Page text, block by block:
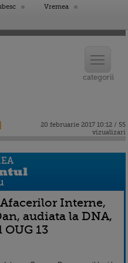
Vremea
20 februarie 2017 10:12 / 55
vizualizari
Interne,
audiata la DNA,
13